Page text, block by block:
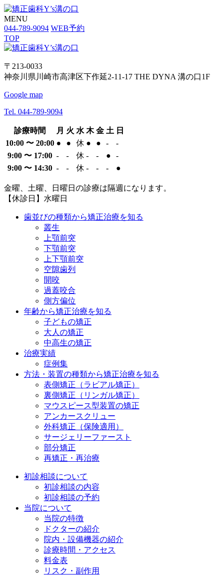
MENU
044-789-9094 WEB予約
TOP
〒213-0033
神奈川県川崎市高津区下作延2-11-17 THE DYNA 溝の口1F
Google map
Tel. 044-789-9094
診療時間 月 火 水 木 金 土 日
10:00 〜 20:00 ● ● 休 ● ● -
-
9:00 〜 17:00 - - 休 - - ●
-
9:00 〜 14:30 - - 休 - - - ●
金曜、土曜、日曜日の診療は隔週になります。
【休診日】水曜日
歯並びの種類から矯正治療を知る
叢生
上顎前突
下顎前突
上下顎前突
空隙歯列
開咬
過蓋咬合
側方偏位
年齢から矯正治療を知る
子どもの矯正
大人の矯正
中高生の矯正
治療実績
症例集
方法・装置の種類から矯正治療を知る
表側矯正 （ラビアル矯正）
裏側矯正 （リンガル矯正）
マウスピース型装置の矯正
アンカースクリュー
外科矯正 （保険適用）
サージェリーファースト
部分矯正
再矯正・再治療
初診相談について
初診相談の内容
初診相談の予約
当院について
当院の特徴
ドクターの紹介
院内・設備機器の紹介
診療時間・アクセス
料金表
リスク・副作用